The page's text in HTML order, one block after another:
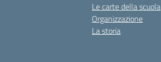
Le carte della scuola
Organizzazione
La storia